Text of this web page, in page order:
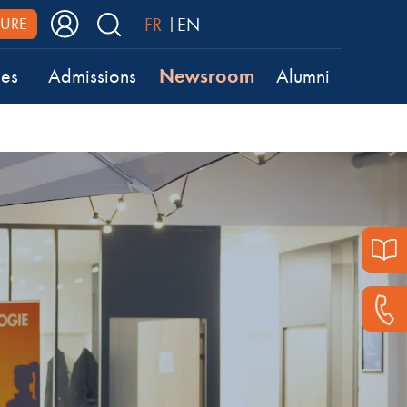
FR EN
Admissions Newsroom Alumni